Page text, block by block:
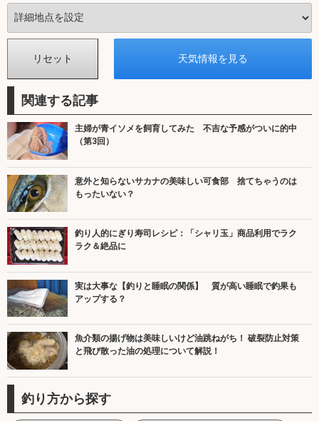
関連する記事
主婦が青イソメを飼育してみた 不吉な予感がついに的中
（第3回）
意外と知らないサカナの美味しい可食部 捨てちゃうのは
もったいない？
釣り人的にぎり寿司レシピ：「シャリ玉」商品利用でラク
ラク＆絶品に
実は大事な【釣りと睡眠の関係】 質が高い睡眠で釣果も
アップする？
魚介類の揚げ物は美味しいけど油跳ねがち！ 破裂防止対策
と飛び散った油の処理について解説！
釣り方から探す